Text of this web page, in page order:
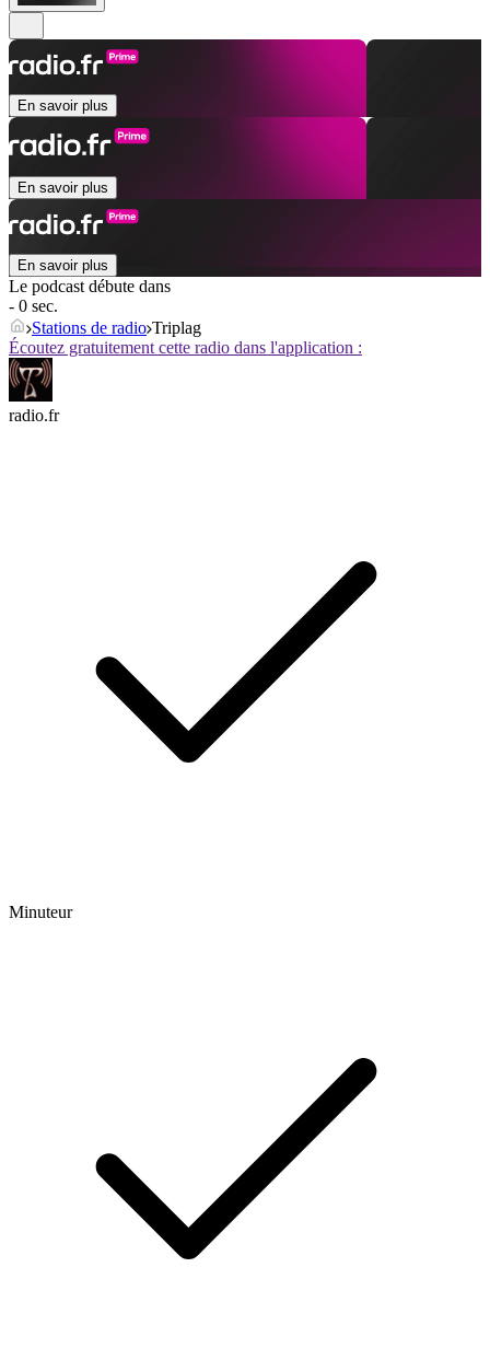
En savoir plus
En savoir plus
En savoir plus
Le podcast débute dans
- 0 sec.
Stations de radio Triplag
Écoutez gratuitement cette radio dans l'application :
radio.fr
Minuteur